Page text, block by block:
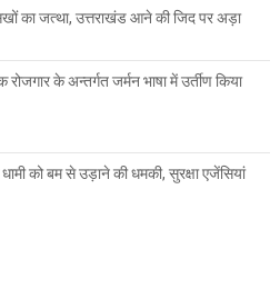
का जत्था, उत्तराखंड आने की जिद पर अड़ा
के अन्तर्गत जर्मन भाषा में उर्तीण किया
को बम से उड़ाने की धमकी, सुरक्षा एजेंसियां